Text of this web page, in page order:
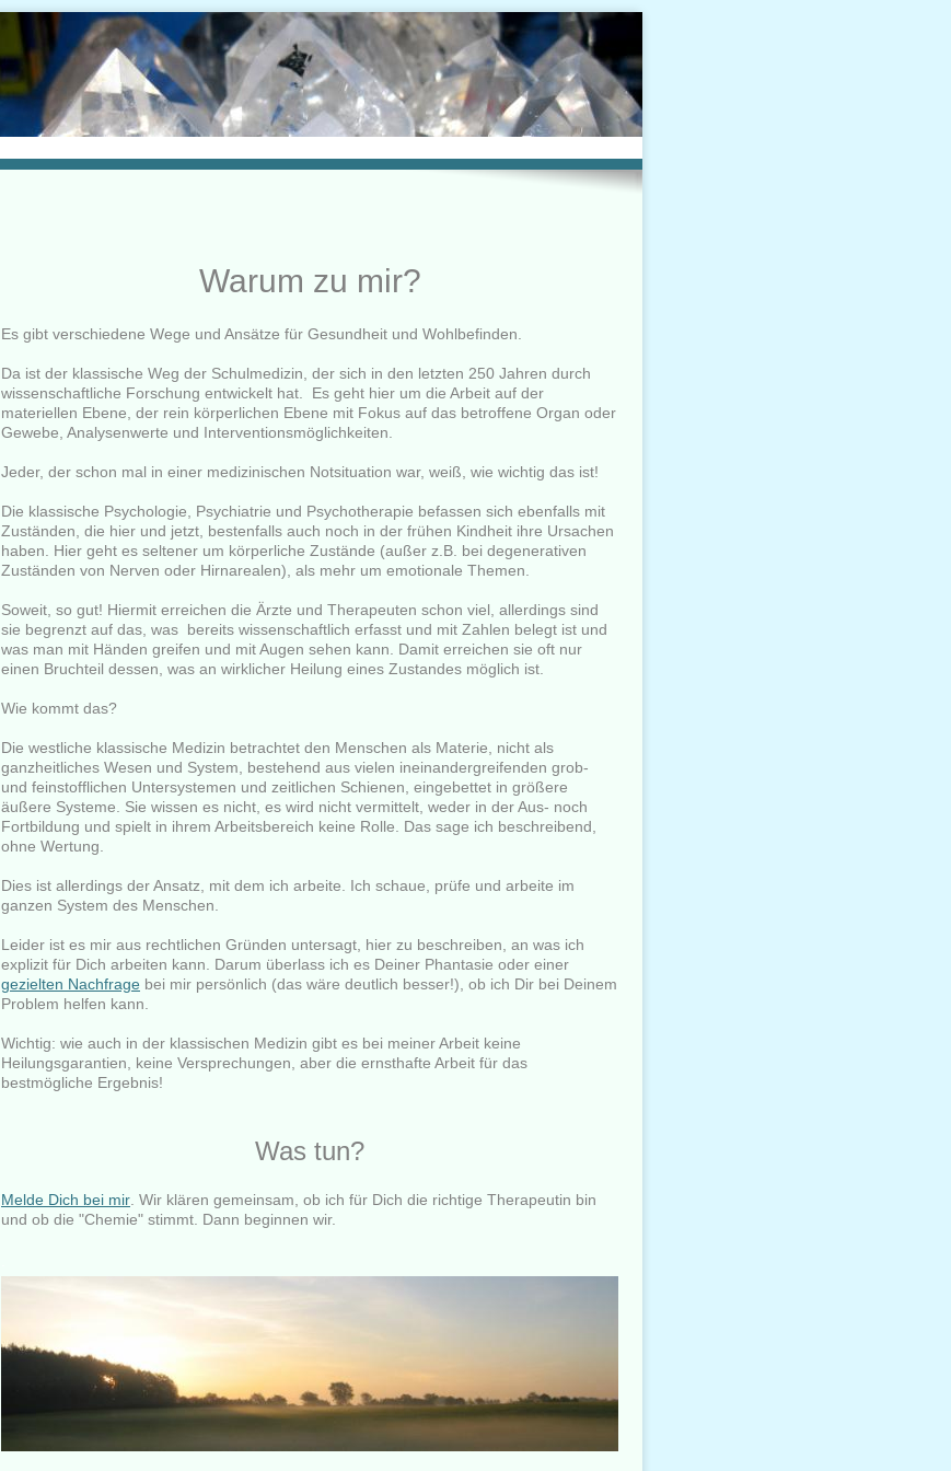
Warum zu mir?
Es gibt verschiedene Wege und Ansätze für Gesundheit und Wohlbefinden.
Da ist der klassische Weg der Schulmedizin, der sich in den letzten 250 Jahren durch
wissenschaftliche Forschung entwickelt hat. Es geht hier um die Arbeit auf der
materiellen Ebene, der rein körperlichen Ebene mit Fokus auf das betroffene Organ oder
Gewebe, Analysenwerte und Interventionsmöglichkeiten.
Jeder, der schon mal in einer medizinischen Notsituation war, weiß, wie wichtig das ist!
Die klassische Psychologie, Psychiatrie und Psychotherapie befassen sich ebenfalls mit
Zuständen, die hier und jetzt, bestenfalls auch noch in der frühen Kindheit ihre Ursachen
haben. Hier geht es seltener um körperliche Zustände (außer z.B. bei degenerativen
Zuständen von Nerven oder Hirnarealen), als mehr um emotionale Themen.
Soweit, so gut! Hiermit erreichen die Ärzte und Therapeuten schon viel, allerdings sind
sie begrenzt auf das, was bereits wissenschaftlich erfasst und mit Zahlen belegt ist und
was man mit Händen greifen und mit Augen sehen kann. Damit erreichen sie oft nur
einen Bruchteil dessen, was an wirklicher Heilung eines Zustandes möglich ist.
Wie kommt das?
Die westliche klassische Medizin betrachtet den Menschen als Materie, nicht als
ganzheitliches Wesen und System, bestehend aus vielen ineinandergreifenden grob-
und feinstofflichen Untersystemen und zeitlichen Schienen, eingebettet in größere
äußere Systeme. Sie wissen es nicht, es wird nicht vermittelt, weder in der Aus- noch
Fortbildung und spielt in ihrem Arbeitsbereich keine Rolle. Das sage ich beschreibend,
ohne Wertung.
Dies ist allerdings der Ansatz, mit dem ich arbeite. Ich schaue, prüfe und arbeite im
ganzen System des Menschen.
Leider ist es mir aus rechtlichen Gründen untersagt, hier zu beschreiben, an was ich
explizit für Dich arbeiten kann. Darum überlass ich es Deiner Phantasie oder einer
gezielten Nachfrage bei mir persönlich (das wäre deutlich besser!), ob ich Dir bei Deinem
Problem helfen kann.
Wichtig: wie auch in der klassischen Medizin gibt es bei meiner Arbeit keine
Heilungsgarantien, keine Versprechungen, aber die ernsthafte Arbeit für das
bestmögliche Ergebnis!
Was tun?
Melde Dich bei mir . Wir klären gemeinsam, ob ich für Dich die richtige Therapeutin bin
und ob die "Chemie" stimmt. Dann beginnen wir.